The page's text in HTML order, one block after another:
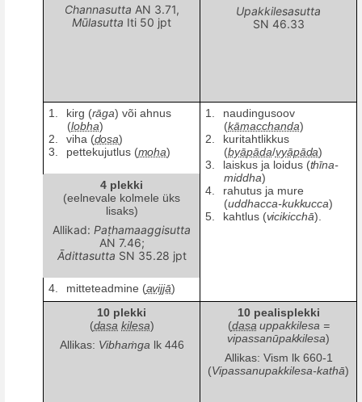
Channasutta AN 3.71,
Mūlasutta Iti 50 jpt
Upakkilesasutta
SN 46.33
1. kirg (rāga) või ahnus
(lobha)
2.
viha (dosa)
3.
pettekujutlus (moha)
1.
naudingusoov
(kāmacchanda)
2.
kuritahtlikkus
(byāpāda/vyāpāda)
3.
laiskus ja loidus (thīna-
middha)
4.
rahutus ja mure
(uddhacca-kukkucca)
5.
kahtlus (vicikicchā).
4 plekki
(eelnevale kolmele üks
lisaks)
Allikad:Paṭhamaaggisutta
AN 7.46;
Ādittasutta SN 35.28 jpt
4. mitteteadmine (avijjā)
10 plekki
(dasa kilesa)
Allikas: Vibhaṁgalk 446
10pealisplekki
(dasauppakkilesa =
vipassanūpakkilesa)
Allikas: Vism lk 660-1
(Vipassanupakkilesa-kathā)